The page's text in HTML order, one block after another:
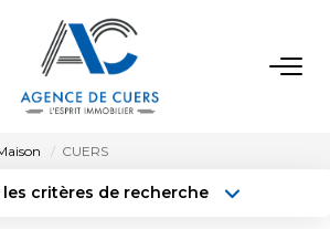
VENTES
CUERS
critères de recherche